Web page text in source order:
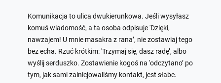
Komunikacja to ulica dwukierunkowa. Jeśli wysyłasz
komuś wiadomość, a ta osoba odpisuje 'Dzięki,
nawzajem! U mnie masakra z rana’, nie zostawiaj tego
bez echa. Rzuć krótkim: 'Trzymaj się, dasz radę’, albo
wyślij serduszko. Zostawienie kogoś na 'odczytano’ po
tym, jak sami zainicjowaliśmy kontakt, jest słabe.